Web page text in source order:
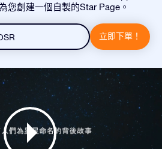
您創建一個自製的Star Page。
立即下單！